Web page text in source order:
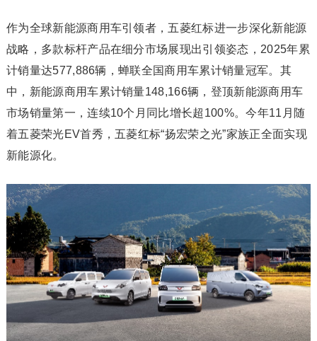
作为全球新能源商用车引领者，五菱红标进一步深化新能源
战略，多款标杆产品在细分市场展现出引领姿态，2025年累
计销量达577,886辆，蝉联全国商用车累计销量冠军。其
中，新能源商用车累计销量148,166辆，登顶新能源商用车
市场销量第一，连续10个月同比增长超100%。今年11月随
着五菱荣光EV首秀，五菱红标“扬宏荣之光”家族正全面实现
新能源化。